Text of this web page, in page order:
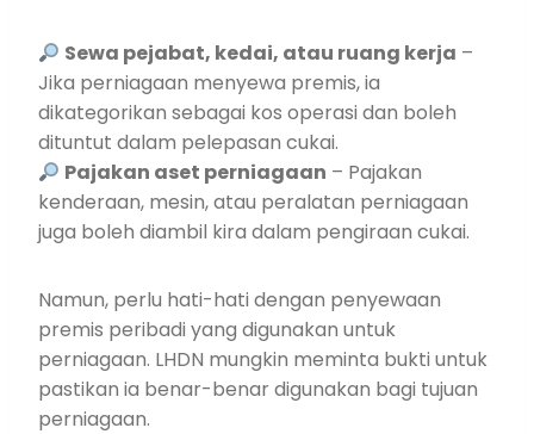
Sewa pejabat, kedai, atau ruang kerja –
Jika perniagaan menyewa premis, ia
dikategorikan sebagai kos operasi dan boleh
dituntut dalam pelepasan cukai.
Pajakan aset perniagaan – Pajakan
kenderaan, mesin, atau peralatan perniagaan
juga boleh diambil kira dalam pengiraan cukai.
Namun, perlu hati-hati dengan penyewaan
premis peribadi yang digunakan untuk
perniagaan. LHDN mungkin meminta bukti untuk
pastikan ia benar-benar digunakan bagi tujuan
perniagaan.